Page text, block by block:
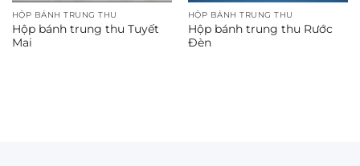
HỘP BÁNH TRUNG THU
Hộp bánh trung thu Tuyết
Mai
HỘP BÁNH TRUNG THU
Hộp bánh trung thu Rước
Đèn